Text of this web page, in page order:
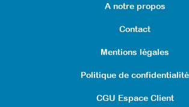
A notre propos
Contact
Mentions légales
Politique de confidentialité
CGU Espace Client